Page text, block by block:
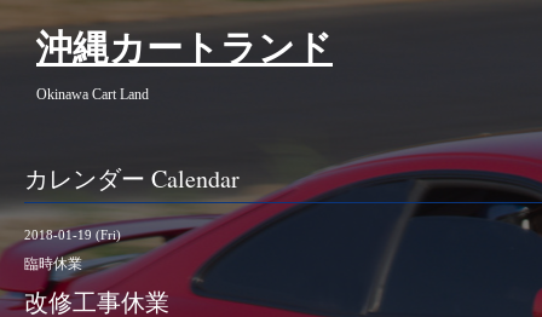
沖縄カートランド
Okinawa Cart Land
カレンダー Calendar
2018-01-19 (Fri)
臨時休業
改修工事休業